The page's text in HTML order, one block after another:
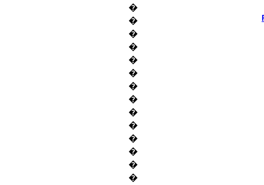
�
�
�
�
�
�
�
�
�
�
�
�
�
�